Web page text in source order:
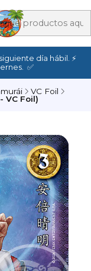
día hábil. ⚡
✅
VC Foil
VC Foil)